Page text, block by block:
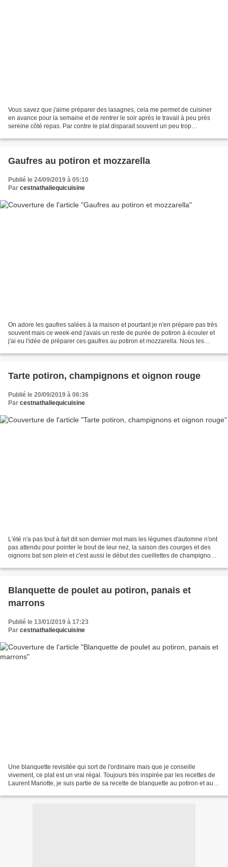
Vous savez que j'aime préparer des lasagnes, cela me permet de cuisiner
en avance pour la semaine et de rentrer le soir après le travail à peu près
sereine côté repas. Par contre le plat disparait souvent un peu trop
Gaufres au potiron et mozzarella
Publié le 24/09/2019 à 05:10
Par cestnathaliequicuisine
On adore les gaufres salées à la maison et pourtant je n'en prépare pas très
souvent mais ce week-end j'avais un reste de purée de potiron à écouler et
j'ai eu l'idée de préparer ces gaufres au potiron et mozzarella. Nous les
Tarte potiron, champignons et oignon rouge
Publié le 20/09/2019 à 06:36
Par cestnathaliequicuisine
L'été n'a pas tout à fait dit son dernier mot mais les légumes d'automne n'ont
pas attendu pour pointer le bout de leur nez, la saison des courges et des
oignons bat son plein et c'est aussi le début des cueillettes de champignons.
Blanquette de poulet au potiron, panais et
marrons
Publié le 13/01/2019 à 17:23
Par cestnathaliequicuisine
Une blanquette revisitée qui sort de l'ordinaire mais que je conseille
vivement, ce plat est un vrai régal. Toujours très inspirée par les recettes de
Laurent Mariotte, je suis partie de sa recette de blanquette au potiron et aux